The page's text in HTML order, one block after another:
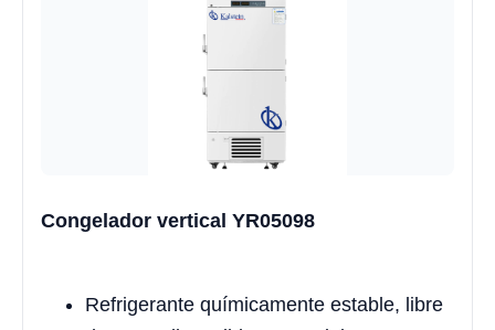
Congelador vertical YR05098
Refrigerante químicamente estable, libre